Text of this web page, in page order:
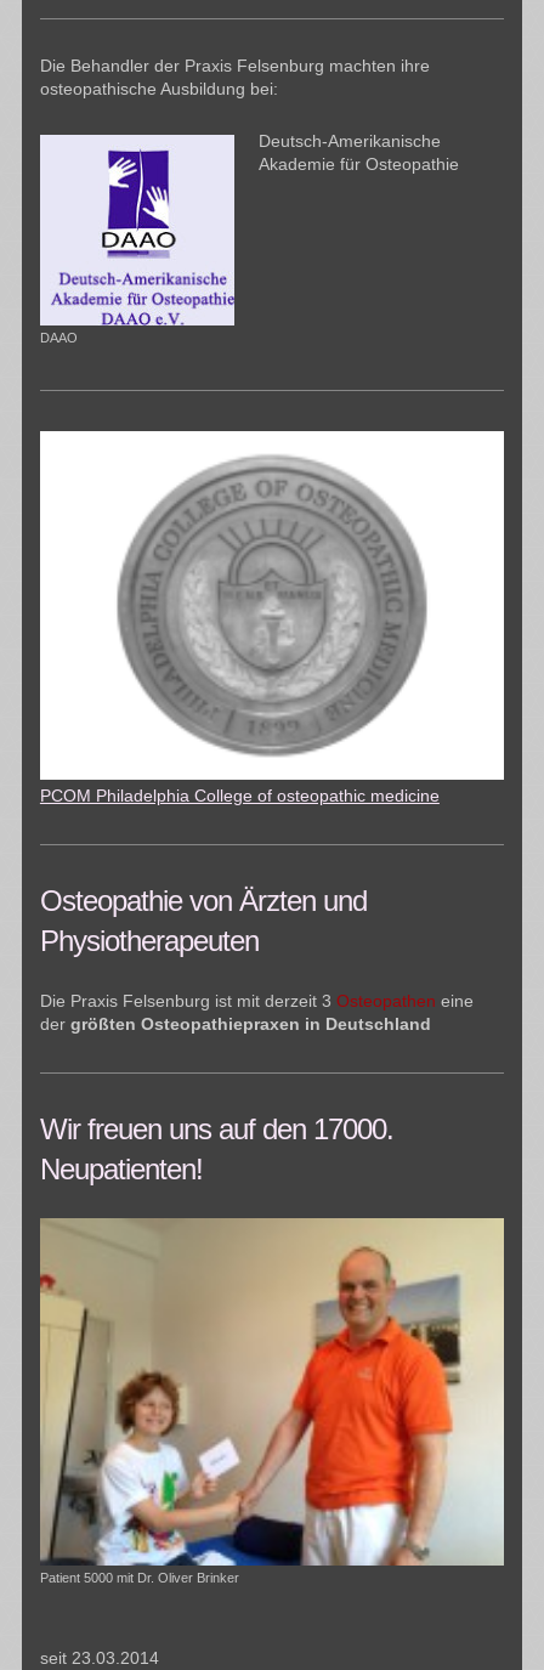
Die Behandler der Praxis Felsenburg machten ihre
osteopathische Ausbildung bei:
DAAO
Deutsch-Amerikanische
Akademie für Osteopathie
PCOM Philadelphia College of osteopathic medicine
Osteopathie von Ärzten und
Physiotherapeuten
Die Praxis Felsenburg ist mit derzeit 3 Osteopathen eine
der größten Osteopathiepraxen in Deutschland
Wir freuen uns auf den 17000.
Neupatienten!
Patient 5000 mit Dr. Oliver Brinker
seit 23.03.2014